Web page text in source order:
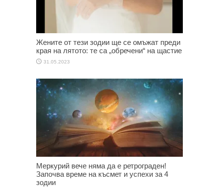
Жените от тези зодии ще се омъжат преди
края на лятото: те са „обречени“ на щастие
31.05.2023
Меркурий вече няма да е ретрограден!
Започва време на късмет и успехи за 4
зодии